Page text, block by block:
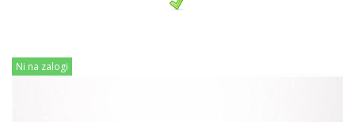
Ni na zalogi